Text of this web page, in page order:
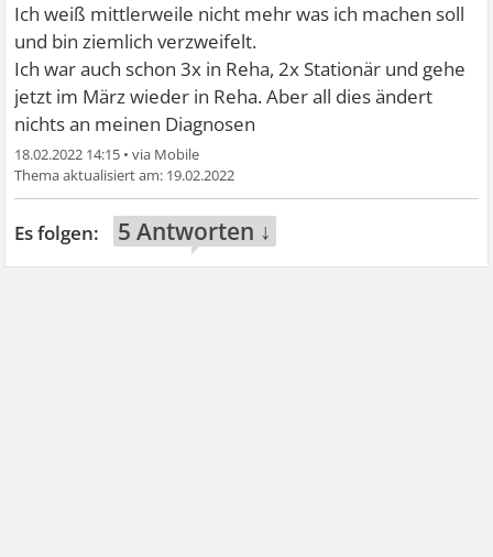
Ich weiß mittlerweile nicht mehr was ich machen soll
und bin ziemlich verzweifelt.
Ich war auch schon 3x in Reha, 2x Stationär und gehe
jetzt im März wieder in Reha. Aber all dies ändert
nichts an meinen Diagnosen
18.02.2022 14:15 •
19.02.2022
5 Antworten ↓